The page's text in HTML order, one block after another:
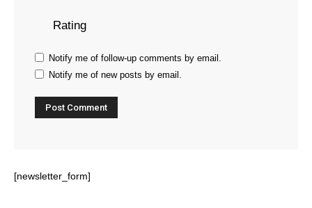
Rating
Notify me of follow-up comments by email.
Notify me of new posts by email.
[newsletter_form]